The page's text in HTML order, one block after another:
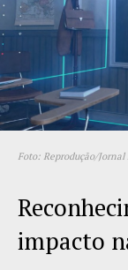
Foto: Reprodução/
impacto